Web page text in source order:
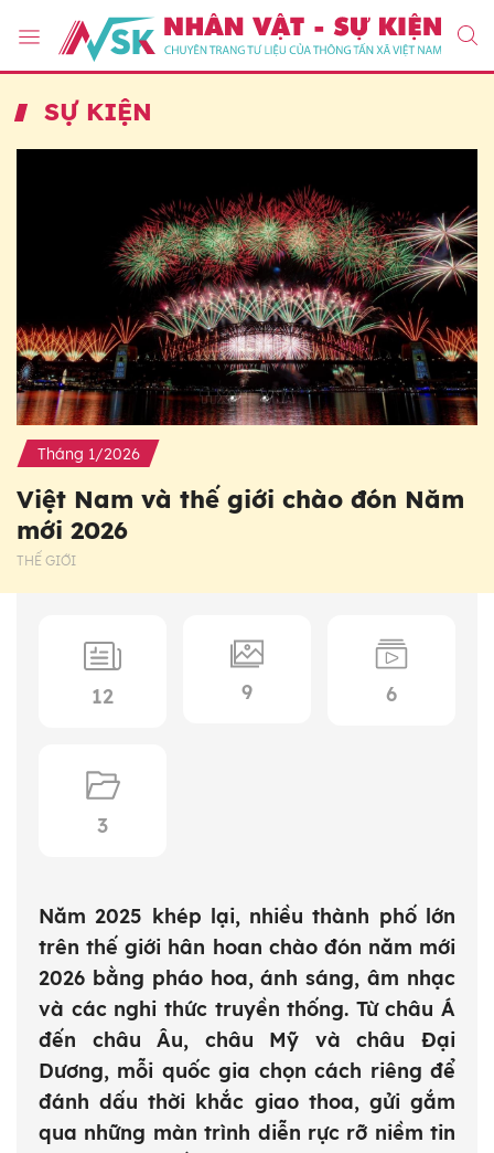
SỰ KIỆN
Tháng 1/2026
Việt Nam và thế giới chào đón Năm
mới 2026
THẾ GIỚI
12 9 6
3
Năm 2025 khép lại, nhiều thành phố lớn
trên thế giới hân hoan chào đón năm mới
2026 bằng pháo hoa, ánh sáng, âm nhạc
và các nghi thức truyền thống. Từ châu Á
đến châu Âu, châu Mỹ và châu Đại
Dương, mỗi quốc gia chọn cách riêng để
đánh dấu thời khắc giao thoa, gửi gắm
qua những màn trình diễn rực rỡ niềm tin